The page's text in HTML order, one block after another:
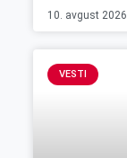
10. avgust 2026.
VESTI